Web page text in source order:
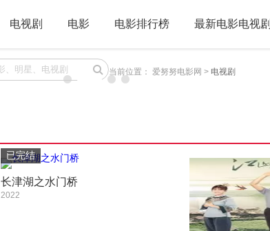
电视剧 电影 电影排行榜 最新电影电视剧
当前位置： 爱努努电影网 > 电视剧
已完结
长津湖之水门桥
2022